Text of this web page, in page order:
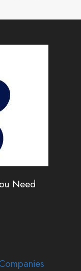
Need